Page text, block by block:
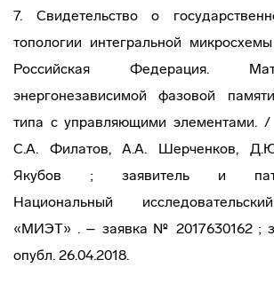
7. Свидетельство о
топологии интегральной
Российская Федерация.
энергонезависимой фазовой
типа с управляющими элементами.
С.А. Филатов, А.А. Шерченков,
Якубов ; заявитель и
Национальный
«МИЭТ» . – заявка № 2017630162 ;
опубл. 26.04.2018.